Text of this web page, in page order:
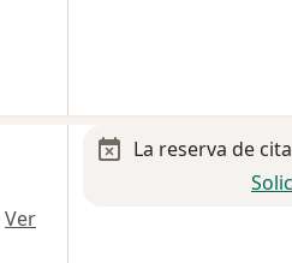
Ver
La reserva de